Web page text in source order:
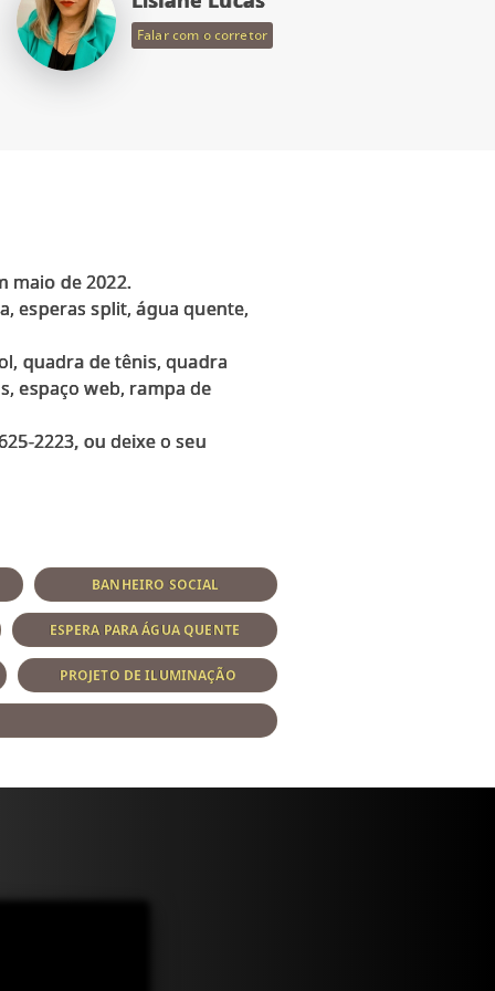
Falar com o corretor
maio de 2022.
esperas split, água quente,
quadra de tênis, quadra
espaço web, rampa de
2223, ou deixe o seu
BANHEIRO SOCIAL
ESPERA PARA ÁGUA QUENTE
PROJETO DE ILUMINAÇÃO